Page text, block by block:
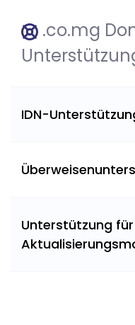
.co.mg
IDN-
Unterstützung